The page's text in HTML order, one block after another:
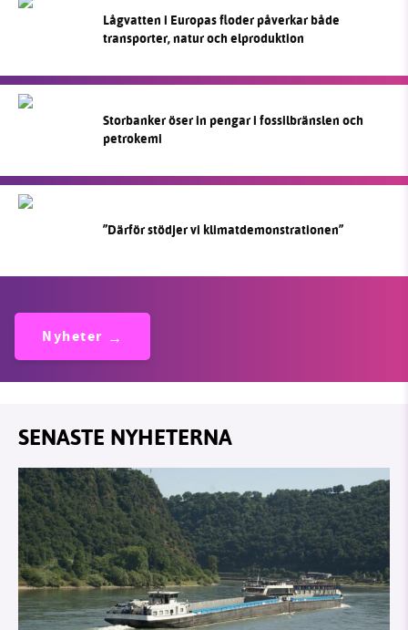
Lågvatten i Europas floder påverkar både
transporter, natur och elproduktion
Storbanker öser in pengar i fossilbränslen och
petrokemi
”Därför stödjer vi klimatdemonstrationen”
Nyheter
SENASTE NYHETERNA